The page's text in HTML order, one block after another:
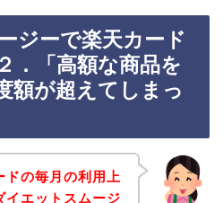
ジーで楽天カード
．「高額な商品を
額が超えてしまっ
ドの毎月の利用上
イエットスムージ